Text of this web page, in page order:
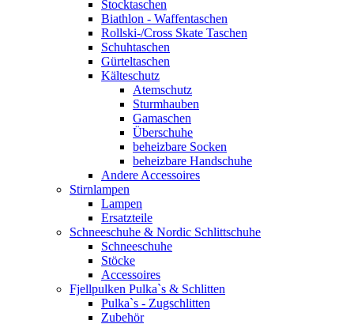
Stocktaschen
Biathlon - Waffentaschen
Rollski-/Cross Skate Taschen
Schuhtaschen
Gürteltaschen
Kälteschutz
Atemschutz
Sturmhauben
Gamaschen
Überschuhe
beheizbare Socken
beheizbare Handschuhe
Andere Accessoires
Stirnlampen
Lampen
Ersatzteile
Schneeschuhe & Nordic Schlittschuhe
Schneeschuhe
Stöcke
Accessoires
Fjellpulken Pulka`s & Schlitten
Pulka`s - Zugschlitten
Zubehör